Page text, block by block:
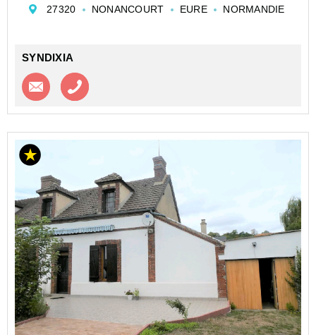
bain ainsi que d'une pièce pouvant faire o...
27320 NONANCOURT EURE NORMANDIE
SYNDIXIA
Contacter l'agence